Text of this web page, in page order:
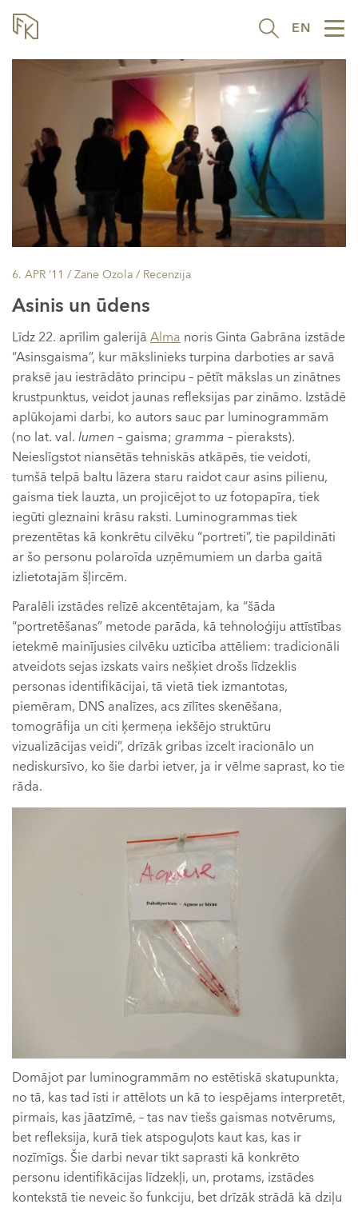
EN
6. APR ’11 / Zane Ozola / Recenzija
Asinis un ūdens
Līdz 22. aprīlim galerijā Alma noris Ginta Gabrāna izstāde
“Asinsgaisma”, kur mākslinieks turpina darboties ar savā
praksē jau iestrādāto principu – pētīt mākslas un zinātnes
krustpunktus, veidot jaunas refleksijas par zināmo. Izstādē
aplūkojami darbi, ko autors sauc par luminogrammām
(no lat. val. lumen – gaisma; gramma – pieraksts).
Neieslīgstot niansētās tehniskās atkāpēs, tie veidoti,
tumšā telpā baltu lāzera staru raidot caur asins pilienu,
gaisma tiek lauzta, un projicējot to uz fotopapīra, tiek
iegūti gleznaini krāsu raksti. Luminogrammas tiek
prezentētas kā konkrētu cilvēku “portreti”, tie papildināti
ar šo personu polaroīda uzņēmumiem un darba gaitā
izlietotajām šļircēm.
Paralēli izstādes relīzē akcentētajam, ka “šāda
“portretēšanas” metode parāda, kā tehnoloģiju attīstības
ietekmē mainījusies cilvēku uzticība attēliem: tradicionāli
atveidots sejas izskats vairs nešķiet drošs līdzeklis
personas identifikācijai, tā vietā tiek izmantotas,
piemēram, DNS analīzes, acs zīlītes skenēšana,
tomogrāfija un citi ķermeņa iekšējo struktūru
vizualizācijas veidi”, drīzāk gribas izcelt iracionālo un
nediskursīvo, ko šie darbi ietver, ja ir vēlme saprast, ko tie
rāda.
Domājot par luminogrammām no estētiskā skatupunkta,
no tā, kas tad īsti ir attēlots un kā to iespējams interpretēt,
pirmais, kas jāatzīmē, – tas nav tiešs gaismas notvērums,
bet refleksija, kurā tiek atspoguļots kaut kas, kas ir
nozīmīgs. Šie darbi nevar tikt saprasti kā konkrēto
personu identifikācijas līdzekļi, un, protams, izstādes
kontekstā tie neveic šo funkciju, bet drīzāk strādā kā dziļu